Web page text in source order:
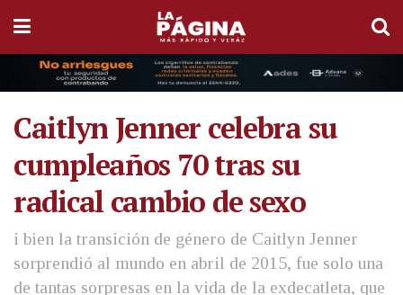
Caitlyn Jenner celebra su
cumpleaños 70 tras su
radical cambio de sexo
i bien la transición de género de Caitlyn Jenner
sorprendió al mundo en abril de 2015, fue solo una
de tantas sorpresas en la vida de la exdecatleta, que